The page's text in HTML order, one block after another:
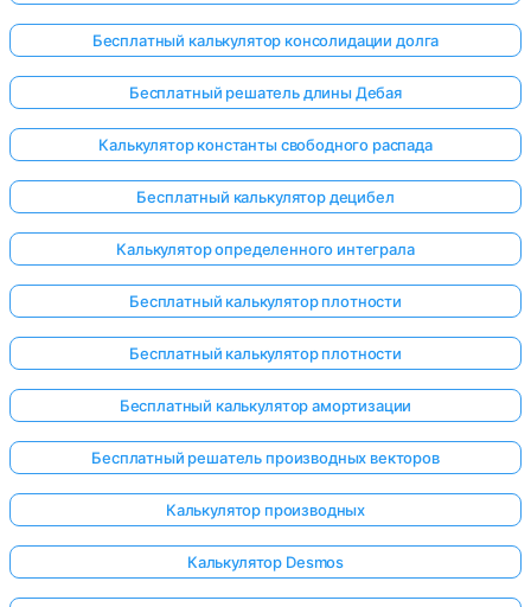
Войдите
здесь!
Бесплатный калькулятор консолидации долга
Бесплатный решатель длины Дебая
Калькулятор константы свободного распада
Бесплатный калькулятор децибел
Калькулятор определенного интеграла
Бесплатный калькулятор плотности
Бесплатный калькулятор плотности
Бесплатный калькулятор амортизации
Бесплатный решатель производных векторов
Калькулятор производных
Калькулятор Desmos